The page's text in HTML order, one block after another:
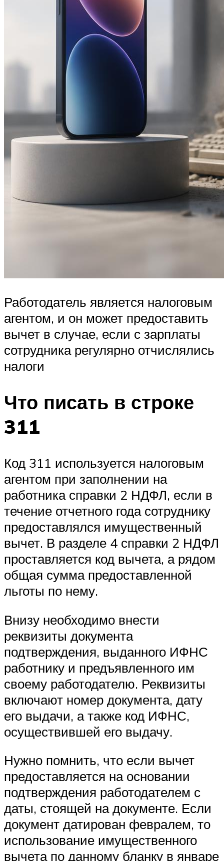
Работодатель является налоговым
агентом, и он может предоставить
вычет в случае, если с зарплаты
сотрудника регулярно отчислялись
налоги
Что писать в строке
311
Код 311 используется налоговым
агентом при заполнении на
работника справки 2 НДФЛ, если в
течение отчетного года сотруднику
предоставлялся имущественный
вычет. В разделе 4 справки 2 НДФЛ
проставляется код вычета, а рядом
общая сумма предоставленной
льготы по нему.
Внизу необходимо внести
реквизиты документа
подтверждения, выданного ИФНС
работнику и предъявленного им
своему работодателю. Реквизиты
включают номер документа, дату
его выдачи, а также код ИФНС,
осуществившей его выдачу.
Нужно помнить, что если вычет
предоставляется на основании
подтверждения работодателем с
даты, стоящей на документе. Если
документ датирован февралем, то
использование имущественного
вычета по данному бланку в январе